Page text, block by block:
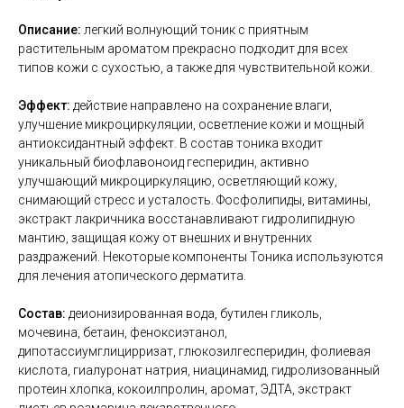
Описание: легкий волнующий тоник с приятным
растительным ароматом прекрасно подходит для всех
типов кожи с сухостью, а также для чувствительной кожи.
Эффект: действие направлено на сохранение влаги,
улучшение микроциркуляции, осветление кожи и мощный
антиоксидантный эффект. В состав тоника входит
уникальный биофлавоноид гесперидин, активно
улучшающий микроциркуляцию, осветляющий кожу,
снимающий стресс и усталость. Фосфолипиды, витамины,
экстракт лакричника восстанавливают гидролипидную
мантию, защищая кожу от внешних и внутренних
раздражений. Некоторые компоненты Тоника используются
для лечения атопического дерматита.
Состав: деионизированная вода, бутилен гликоль,
мочевина, бетаин, феноксиэтанол,
дипотассиумглицирризат, глюкозилгесперидин, фолиевая
кислота, гиалуронат натрия, ниацинамид, гидролизованный
протеин хлопка, кокоилпролин, аромат, ЭДТА, экстракт